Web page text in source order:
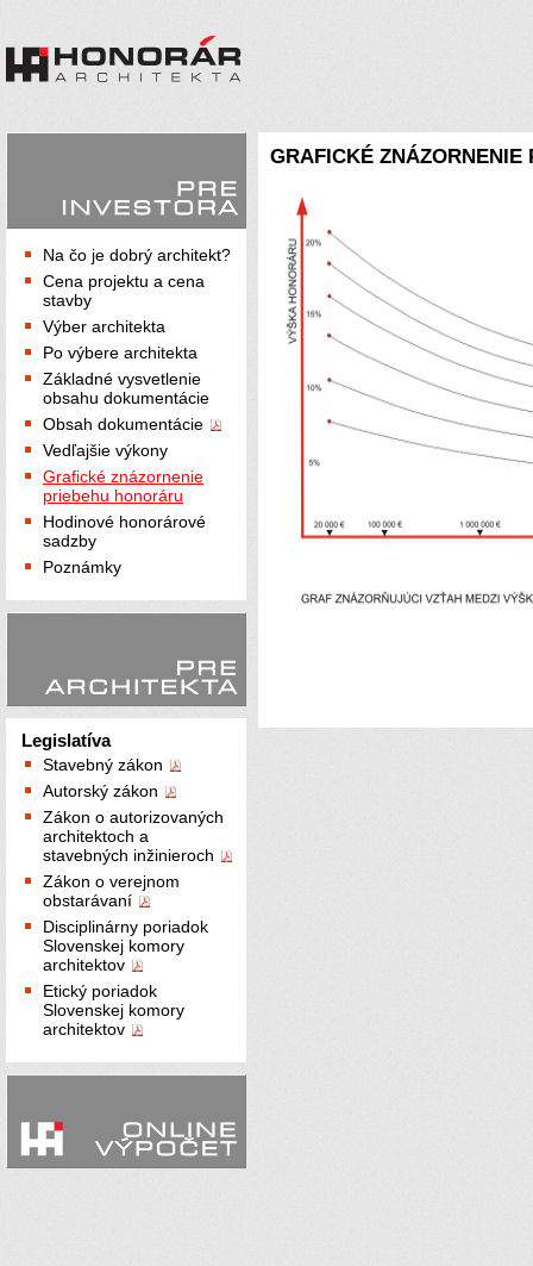
Na čo je dobrý architekt?
Cena projektu a cena
stavby
Výber architekta
Po výbere architekta
Základné vysvetlenie
obsahu dokumentácie
Obsah dokumentácie
Vedľajšie výkony
Grafické znázornenie
priebehu honoráru
Hodinové honorárové
sadzby
Poznámky
Legislatíva
Stavebný zákon
Autorský zákon
Zákon o autorizovaných
architektoch a
stavebných inžinieroch
Zákon o verejnom
obstarávaní
Disciplinárny poriadok
Slovenskej komory
architektov
Etický poriadok
Slovenskej komory
architektov
GRAFICKÉ ZNÁZORNENIE